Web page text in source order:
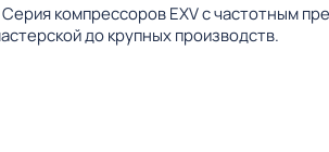
компрессоров EXV с частотным
до крупных производств.